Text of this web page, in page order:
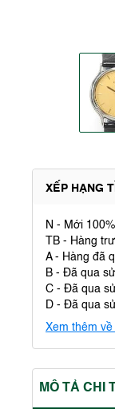
XẾP HẠNG
N - Mới
TB - Hàng
A - Hàng đã
B - Đã qua
C - Đã qua
D - Đã qua
Xem thêm
MÔ TẢ CHI